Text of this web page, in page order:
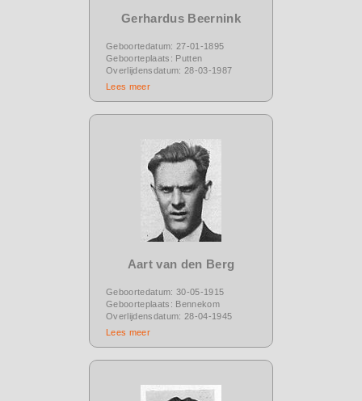
Gerhardus Beernink
Geboortedatum: 27-01-1895
Geboorteplaats: Putten
Overlijdensdatum: 28-03-1987
Lees meer
Aart van den Berg
Geboortedatum: 30-05-1915
Geboorteplaats: Bennekom
Overlijdensdatum: 28-04-1945
Lees meer